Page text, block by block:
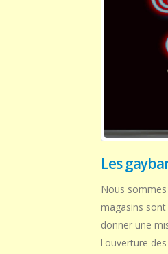
Les
Nous
magasins
donner une
l'ouverture